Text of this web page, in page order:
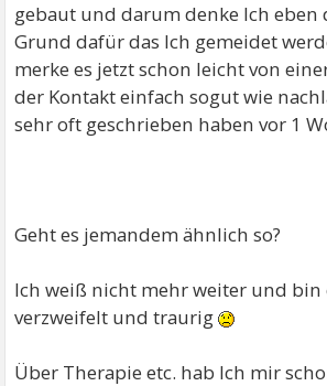
gebaut und darum denke Ich eben
Grund dafür das Ich gemeidet
merke es jetzt schon leicht von
der Kontakt einfach sogut wie
sehr oft geschrieben haben vor 1
Geht es jemandem ähnlich so?
Ich weiß nicht mehr weiter und
verzweifelt und traurig
Über Therapie etc. hab Ich mir